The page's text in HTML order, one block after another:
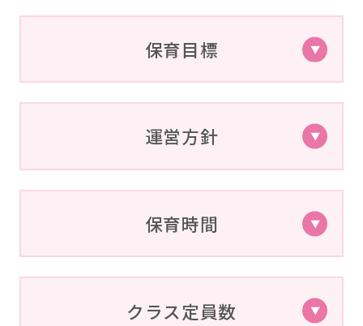
保育目標
運営方針
保育時間
クラス定員数